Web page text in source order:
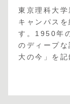
東京理科大
キャンパス
す。1950年
のディープ
大の今」を記